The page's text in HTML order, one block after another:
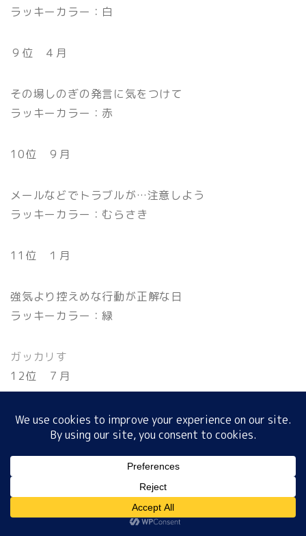
ラッキーカラー：白
９位 ４月
その場しのぎの発言に気をつけて
ラッキーカラー：赤
10位 ９月
メールなどでトラブルが…注意しよう
ラッキーカラー：むらさき
11位 １月
強気より控えめな行動が正解な日
ラッキーカラー：緑
ガッカリす
12位 ７月
ワガママは控えめに…
小さな幸せをひろい集めてよう
ラッキーカラー：青
12月17日
プロフィール サイトマップ